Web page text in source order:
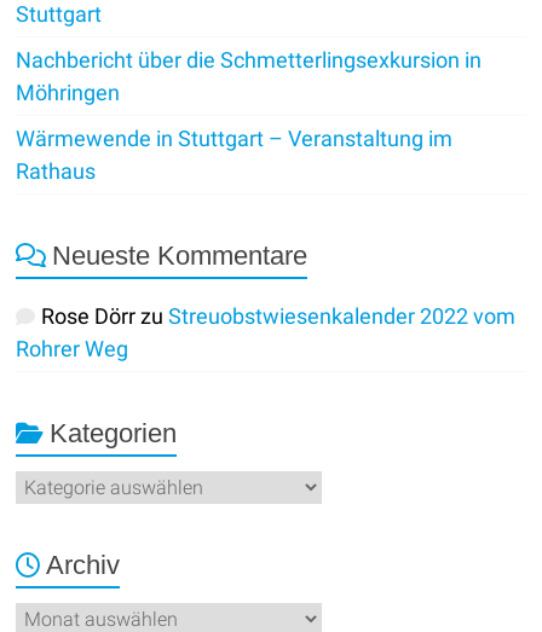
Stuttgart
Nachbericht über die Schmetterlingsexkursion in
Möhringen
Wärmewende in Stuttgart – Veranstaltung im
Rathaus
Neueste Kommentare
Rose DörrzuStreuobstwiesenkalender 2022 vom
Rohrer Weg
Kategorien
Kategorien
Archiv
Archiv